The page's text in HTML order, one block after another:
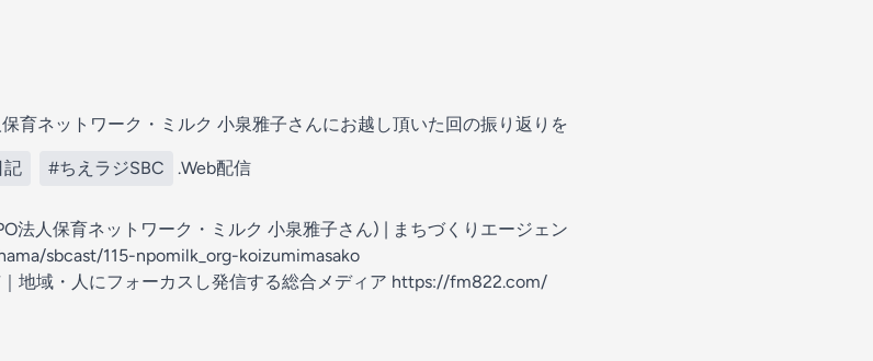
育ネットワーク・ミルク 小泉雅子さんにお越し頂いた回の振り返りを
記 #ちえラジSBC .Web配信
法人保育ネットワーク・ミルク 小泉雅子さん) | まちづくりエージェン
sbcast/115-npomilk_org-koizumimasako
地域・人にフォーカスし発信する総合メディア https://fm822.com/